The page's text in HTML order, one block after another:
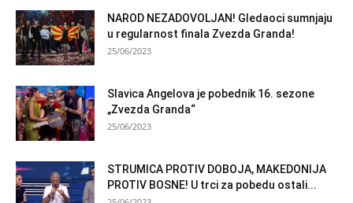
NAROD NEZADOVOLJAN! Gledaoci sumnjaju
u regularnost finala Zvezda Granda!
25/06/2023
Slavica Angelova je pobednik 16. sezone
„Zvezda Granda“
25/06/2023
STRUMICA PROTIV DOBOJA, MAKEDONIJA
PROTIV BOSNE! U trci za pobedu ostali...